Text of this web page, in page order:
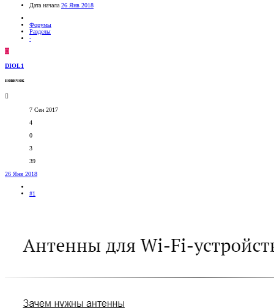
Дата начала 26 Янв 2018
Форумы
Разделы
-
D
DIOL1
новичок
7 Сен 2017
4
0
3
39
26 Янв 2018
#1